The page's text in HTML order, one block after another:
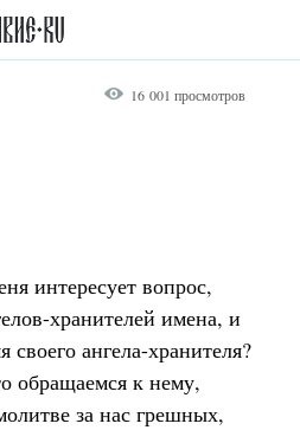
16 001 просмотров
интересует вопрос,
хранителей имена, и
ангела-хранителя?
обращаемся к нему,
за нас грешных,